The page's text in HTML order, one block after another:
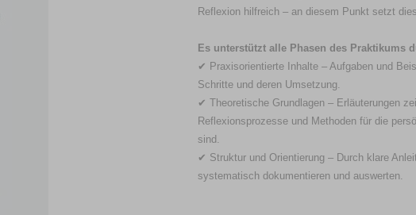
Reflexion hilfreich – an diesem Punkt setzt
Es unterstützt alle Phasen des Praktikums
✔ Praxisorientierte Inhalte – Aufgaben und
Schritte und deren Umsetzung.
✔ Theoretische Grundlagen – Erläuterungen
Reflexionsprozesse und Methoden für die
sind.
✔ Struktur und Orientierung – Durch klare
systematisch dokumentieren und auswerten.